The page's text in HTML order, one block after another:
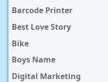
Barcode Printer
Best Love Story
Bike
Boys Name
Digital Marketing